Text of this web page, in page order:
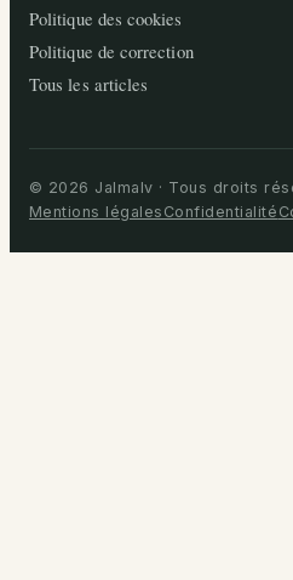
Politique des cookies
Politique de correction
Tous les articles
© 2026 Jalmalv · Tous droits
Mentions légales Confidentialité